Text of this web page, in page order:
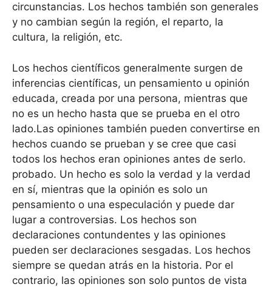
circunstancias. Los hechos también son generales
y no cambian según la región, el reparto, la
cultura, la religión, etc.
Los hechos científicos generalmente surgen de
inferencias científicas, un pensamiento u opinión
educada, creada por una persona, mientras que
no es un hecho hasta que se prueba en el otro
lado.Las opiniones también pueden convertirse en
hechos cuando se prueban y se cree que casi
todos los hechos eran opiniones antes de serlo.
probado. Un hecho es solo la verdad y la verdad
en sí, mientras que la opinión es solo un
pensamiento o una especulación y puede dar
lugar a controversias. Los hechos son
declaraciones contundentes y las opiniones
pueden ser declaraciones sesgadas. Los hechos
siempre se quedan atrás en la historia. Por el
contrario, las opiniones son solo puntos de vista